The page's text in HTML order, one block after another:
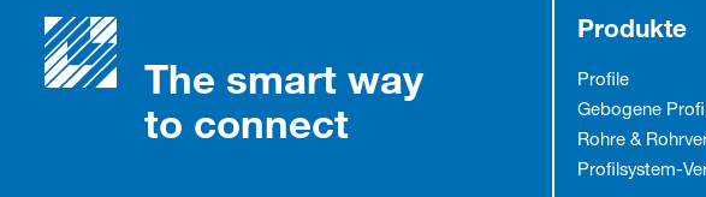
The smart way
to connect
Produkte
Profile
Gebogene
Rohre &
Profilsystem-